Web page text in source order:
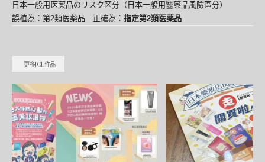
日本一般用医薬品のリスク区分（日本一般用醫藥品風險區分）
誤植為： 第2類医薬品 正確為： 指定第2類医薬品
更多JCL作品